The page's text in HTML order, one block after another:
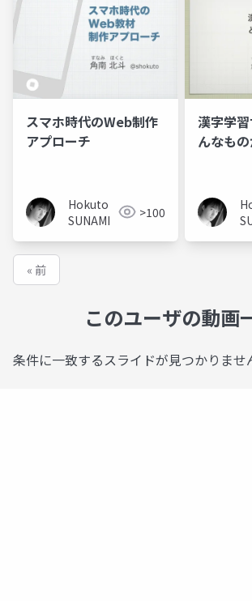
スマホ時代のWeb制作
アプローチ
Hokuto
SUNAMI
>100
漢字学
んなも
« 前
このユーザの動画
条件に一致するスライドが見つかりませ